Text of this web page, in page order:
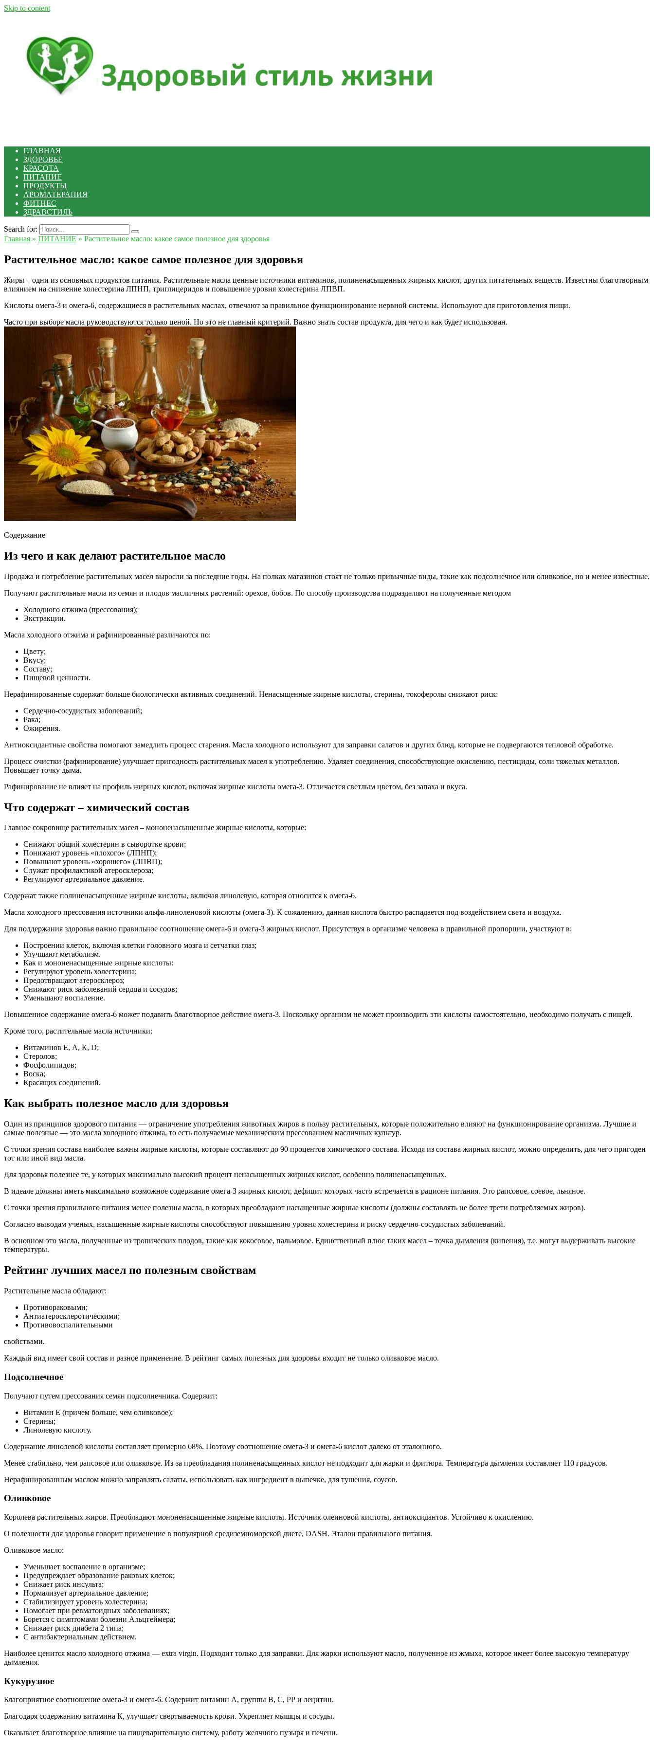
Skip to content
ГЛАВНАЯ
ЗДОРОВЬЕ
КРАСОТА
ПИТАНИЕ
ПРОДУКТЫ
АРОМАТЕРАПИЯ
ФИТНЕС
ЗДРАВСТИЛЬ
Search for:
Главная » ПИТАНИЕ » Растительное масло: какое самое полезное для здоровья
Растительное масло: какое самое полезное для здоровья
Жиры – одни из основных продуктов питания. Растительные масла ценные источники витаминов, полиненасыщенных жирных кислот, других питательных веществ. Известны благотворным
влиянием на снижение холестерина ЛПНП, триглицеридов и повышение уровня холестерина ЛПВП.
Кислоты омега-3 и омега-6, содержащиеся в растительных маслах, отвечают за правильное функционирование нервной системы. Используют для приготовления пищи.
Часто при выборе масла руководствуются только ценой. Но это не главный критерий. Важно знать состав продукта, для чего и как будет использован.
Содержание
Из чего и как делают растительное масло
Продажа и потребление растительных масел выросли за последние годы. На полках магазинов стоят не только привычные виды, такие как подсолнечное или оливковое, но и менее известные.
Получают растительные масла из семян и плодов масличных растений: орехов, бобов. По способу производства подразделяют на полученные методом
Холодного отжима (прессования);
Экстракции.
Масла холодного отжима и рафинированные различаются по:
Цвету;
Вкусу;
Составу;
Пищевой ценности.
Нерафинированные содержат больше биологически активных соединений. Ненасыщенные жирные кислоты, стерины, токоферолы снижают риск:
Сердечно-сосудистых заболеваний;
Рака;
Ожирения.
Антиоксидантные свойства помогают замедлить процесс старения. Масла холодного используют для заправки салатов и других блюд, которые не подвергаются тепловой обработке.
Процесс очистки (рафинирование) улучшает пригодность растительных масел к употреблению. Удаляет соединения, способствующие окислению, пестициды, соли тяжелых металлов.
Повышает точку дыма.
Рафинирование не влияет на профиль жирных кислот, включая жирные кислоты омега-3. Отличается светлым цветом, без запаха и вкуса.
Что содержат – химический состав
Главное сокровище растительных масел – мононенасыщенные жирные кислоты, которые:
Снижают общий холестерин в сыворотке крови;
Понижают уровень «плохого» (ЛПНП);
Повышают уровень «хорошего» (ЛПВП);
Служат профилактикой атеросклероза;
Регулируют артериальное давление.
Содержат также полиненасыщенные жирные кислоты, включая линолевую, которая относится к омега-6.
Масла холодного прессования источники альфа-линоленовой кислоты (омега-3). К сожалению, данная кислота быстро распадается под воздействием света и воздуха.
Для поддержания здоровья важно правильное соотношение омега-6 и омега-3 жирных кислот. Присутствуя в организме человека в правильной пропорции, участвуют в:
Построении клеток, включая клетки головного мозга и сетчатки глаз;
Улучшают метаболизм.
Как и мононенасыщенные жирные кислоты:
Регулируют уровень холестерина;
Предотвращают атеросклероз;
Снижают риск заболеваний сердца и сосудов;
Уменьшают воспаление.
Повышенное содержание омега-6 может подавить благотворное действие омега-3. Поскольку организм не может производить эти кислоты самостоятельно, необходимо получать с пищей.
Кроме того, растительные масла источники:
Витаминов Е, А, К, D;
Стеролов;
Фосфолипидов;
Воска;
Красящих соединений.
Как выбрать полезное масло для здоровья
Один из принципов здорового питания — ограничение употребления животных жиров в пользу растительных, которые положительно влияют на функционирование организма. Лучшие и
самые полезные — это масла холодного отжима, то есть получаемые механическим прессованием масличных культур.
С точки зрения состава наиболее важны жирные кислоты, которые составляют до 90 процентов химического состава. Исходя из состава жирных кислот, можно определить, для чего пригоден
тот или иной вид масла.
Для здоровья полезнее те, у которых максимально высокий процент ненасыщенных жирных кислот, особенно полиненасыщенных.
В идеале должны иметь максимально возможное содержание омега-3 жирных кислот, дефицит которых часто встречается в рационе питания. Это рапсовое, соевое, льняное.
С точки зрения правильного питания менее полезны масла, в которых преобладают насыщенные жирные кислоты (должны составлять не более трети потребляемых жиров).
Согласно выводам ученых, насыщенные жирные кислоты способствуют повышению уровня холестерина и риску сердечно-сосудистых заболеваний.
В основном это масла, полученные из тропических плодов, такие как кокосовое, пальмовое. Единственный плюс таких масел – точка дымления (кипения), т.е. могут выдерживать высокие
температуры.
Рейтинг лучших масел по полезным свойствам
Растительные масла обладают:
Противораковыми;
Антиатеросклеротическими;
Противовоспалительными
свойствами.
Каждый вид имеет свой состав и разное применение. В рейтинг самых полезных для здоровья входит не только оливковое масло.
Подсолнечное
Получают путем прессования семян подсолнечника. Содержит:
Витамин Е (причем больше, чем оливковое);
Стерины;
Линолевую кислоту.
Содержание линолевой кислоты составляет примерно 68%. Поэтому соотношение омега-3 и омега-6 кислот далеко от эталонного.
Менее стабильно, чем рапсовое или оливковое. Из-за преобладания полиненасыщенных кислот не подходит для жарки и фритюра. Температура дымления составляет 110 градусов.
Нерафинированным маслом можно заправлять салаты, использовать как ингредиент в выпечке, для тушения, соусов.
Оливковое
Королева растительных жиров. Преобладают мононенасыщенные жирные кислоты. Источник олеиновой кислоты, антиоксидантов. Устойчиво к окислению.
О полезности для здоровья говорит применение в популярной средиземноморской диете, DASH. Эталон правильного питания.
Оливковое масло:
Уменьшает воспаление в организме;
Предупреждает образование раковых клеток;
Снижает риск инсульта;
Нормализует артериальное давление;
Стабилизирует уровень холестерина;
Помогает при ревматоидных заболеваниях;
Борется с симптомами болезни Альцгеймера;
Снижает риск диабета 2 типа;
С антибактериальным действием.
Наиболее ценится масло холодного отжима — extra virgin. Подходит только для заправки. Для жарки используют масло, полученное из жмыха, которое имеет более высокую температуру
дымления.
Кукурузное
Благоприятное соотношение омега-3 и омега-6. Содержит витамин А, группы В, С, РР и лецитин.
Благодаря содержанию витамина К, улучшает свертываемость крови. Укрепляет мышцы и сосуды.
Оказывает благотворное влияние на пищеварительную систему, работу желчного пузыря и печени.